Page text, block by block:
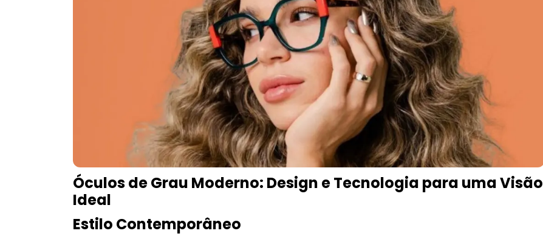
Óculos de Grau Moderno: Design e Tecnologia para uma Visão
Ideal
Estilo Contemporâneo